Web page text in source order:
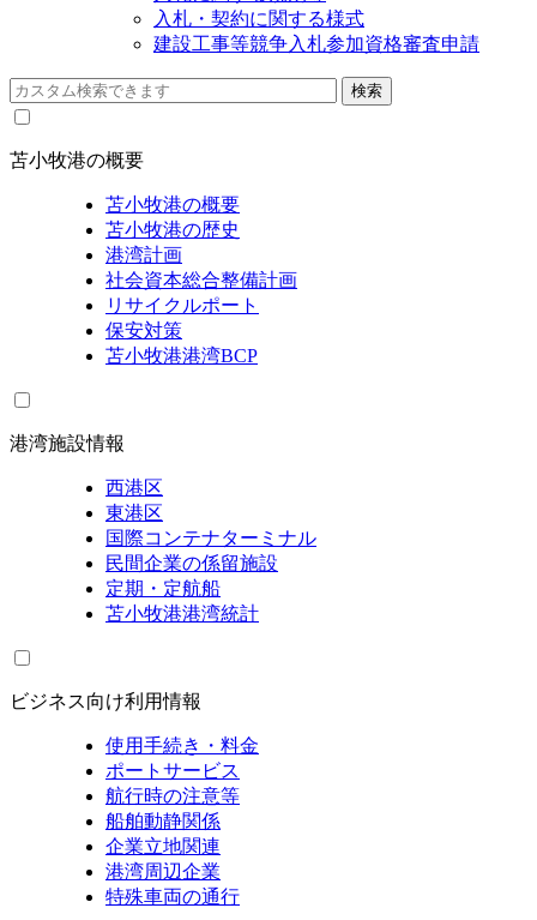
入札・契約に関する様式
建設工事等競争入札参加資格審査申請
苫小牧港の概要
苫小牧港の概要
苫小牧港の歴史
港湾計画
社会資本総合整備計画
リサイクルポート
保安対策
苫小牧港港湾BCP
港湾施設情報
西港区
東港区
国際コンテナターミナル
民間企業の係留施設
定期・定航船
苫小牧港港湾統計
ビジネス向け利用情報
使用手続き・料金
ポートサービス
航行時の注意等
船舶動静関係
企業立地関連
港湾周辺企業
特殊車両の通行